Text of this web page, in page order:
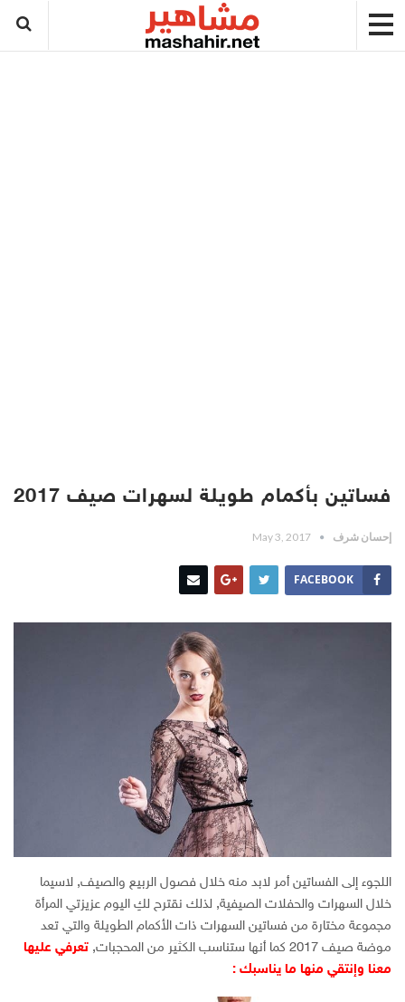
فساتين بأكمام طويلة لسهرات صيف 2017
إحسان شرف May 3, 2017
FACEBOOK
اللجوء إلى الفساتين أمر لابد منه خلال فصول الربيع والصيف, لاسيما
خلال السهرات والحفلات الصيفية, لذلك نقترح لكِ اليوم عزيزتي المرأة
مجموعة مختارة من فساتين السهرات ذات الأكمام الطويلة والتي تعد
موضة صيف 2017 كما أنها ستناسب الكثير من المحجبات,
تعرفي عليها
معنا وإنتقي منها ما يناسبك :